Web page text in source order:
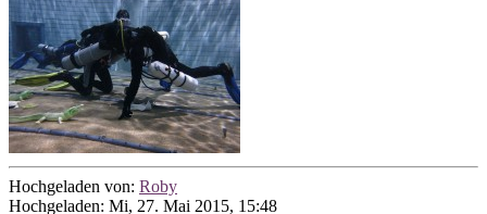
Hochgeladen von: Roby
Hochgeladen: Mi, 27. Mai 2015, 15:48